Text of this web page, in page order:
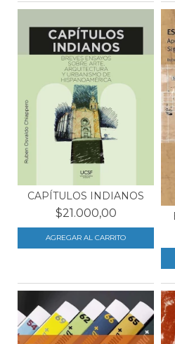
CAPÍTULOS INDIANOS
$21.000,00